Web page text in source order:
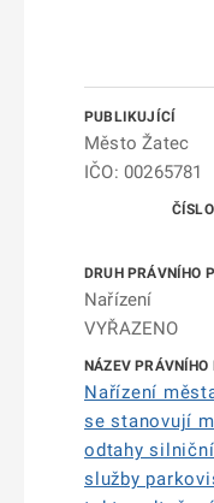
Město Žatec
IČO: 00265781
Nařízení
VYŘAZENO
Nařízení
se stanovují
odtahy
služby